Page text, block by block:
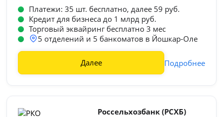
Платежи: 35 шт. бесплатно, далее 59 руб.
Кредит для бизнеса до 1 млрд руб.
Торговый эквайринг бесплатно 3 мес
5 отделений и 5 банкоматов в Йошкар-Оле
Далее Подробнее
Россельхозбанк (РСХБ)